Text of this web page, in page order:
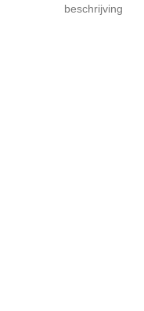
beschrijving